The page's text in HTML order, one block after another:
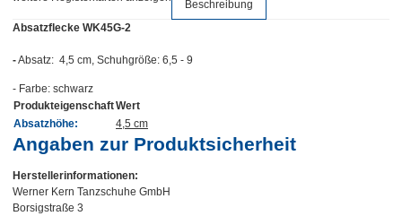
Beschreibung
Absatzflecke WK45G-2
-Absatz: 4,5 cm, Schuhgröße: 6,5 - 9
- Farbe: schwarz
ProdukteigenschaftWert
Absatzhöhe:
4,5 cm
Angaben zur Produktsicherheit
Herstellerinformationen:
Werner Kern Tanzschuhe GmbH
Borsigstraße 3